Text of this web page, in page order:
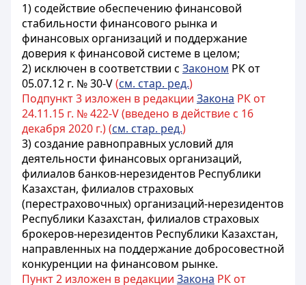
1)содействие обеспечениюфинансовой
стабильности финансового рынка и
финансовых организаций и поддержание
доверия к финансовой системе в целом;
2) исключен в соответствии с Законом РК от
05.07.12 г. № 30-V(см. стар. ред.)
Подпункт 3 изложен в редакции Закона РК от
24.11.15 г. № 422-V (введено в действие с 16
декабря 2020 г.) (см. стар. ред.)
3)создание равноправных условий для
деятельности финансовых организаций,
филиалов банков-нерезидентов Республики
Казахстан, филиалов страховых
(перестраховочных) организаций-нерезидентов
Республики Казахстан, филиалов страховых
брокеров-нерезидентов Республики Казахстан,
направленных на поддержание добросовестной
конкуренции на финансовом рынке.
Пункт 2 изложен в редакции Закона РК от